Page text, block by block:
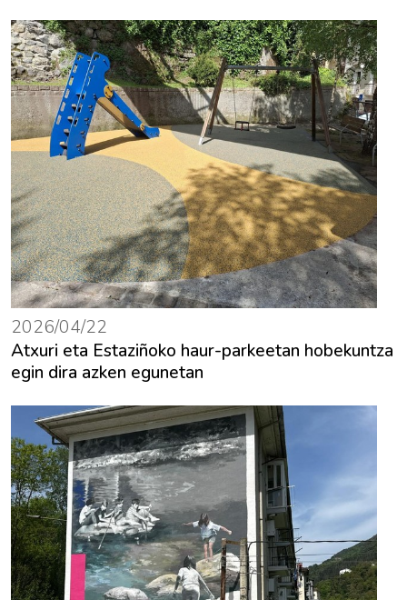
2026/04/22
Atxuri eta Estaziñoko haur-parkeetan hobekuntza
egin dira azken egunetan